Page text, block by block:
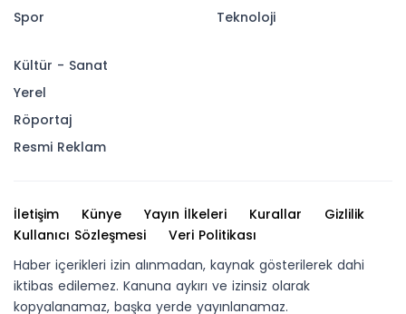
Spor
Teknoloji
Kültür - Sanat
Yerel
Röportaj
Resmi Reklam
İletişim Künye Yayın İlkeleri Kurallar
Gizlilik
Kullanıcı Sözleşmesi
Veri Politikası
Haber içerikleri izin alınmadan, kaynak gösterilerek dahi
iktibas edilemez. Kanuna aykırı ve izinsiz olarak
kopyalanamaz, başka yerde yayınlanamaz.